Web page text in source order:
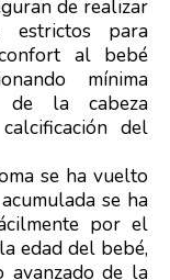
de realizar
estrictos para
al bebé
mínima
de la cabeza
del
se ha vuelto
se ha
por el
edad del bebé,
avanzado de la